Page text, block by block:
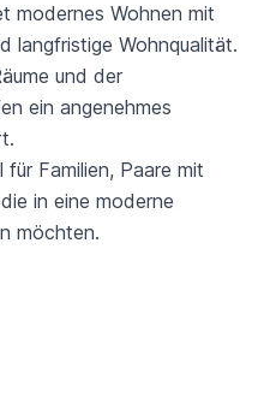
modernes Wohnen mit
langfristige Wohnqualität.
und der
ein angenehmes
Familien, Paare mit
in eine moderne
möchten.